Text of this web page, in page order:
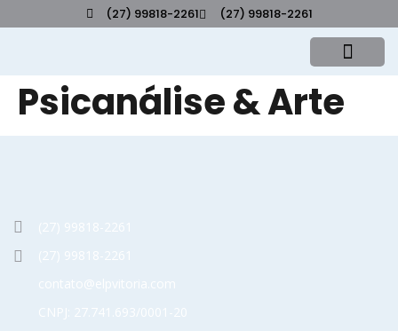
(27) 99818-2261 (27) 99818-2261
Psicanálise & Arte
(27) 99818-2261
(27) 99818-2261
contato@elpvitoria.com
CNPJ: 27.741.693/0001-20